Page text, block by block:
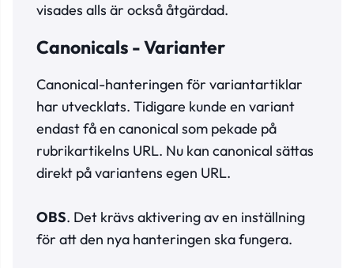
visades alls är också åtgärdad.
Canonicals - Varianter
Canonical-hanteringen för variantartiklar
har utvecklats. Tidigare kunde en variant
endast få en canonical som pekade på
rubrikartikelns URL. Nu kan canonical sättas
direkt på variantens egen URL.
OBS. Det krävs aktivering av en inställning
för att den nya hanteringen ska fungera.